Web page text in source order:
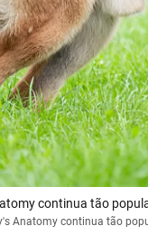
continua tão
Anatomy continua tão